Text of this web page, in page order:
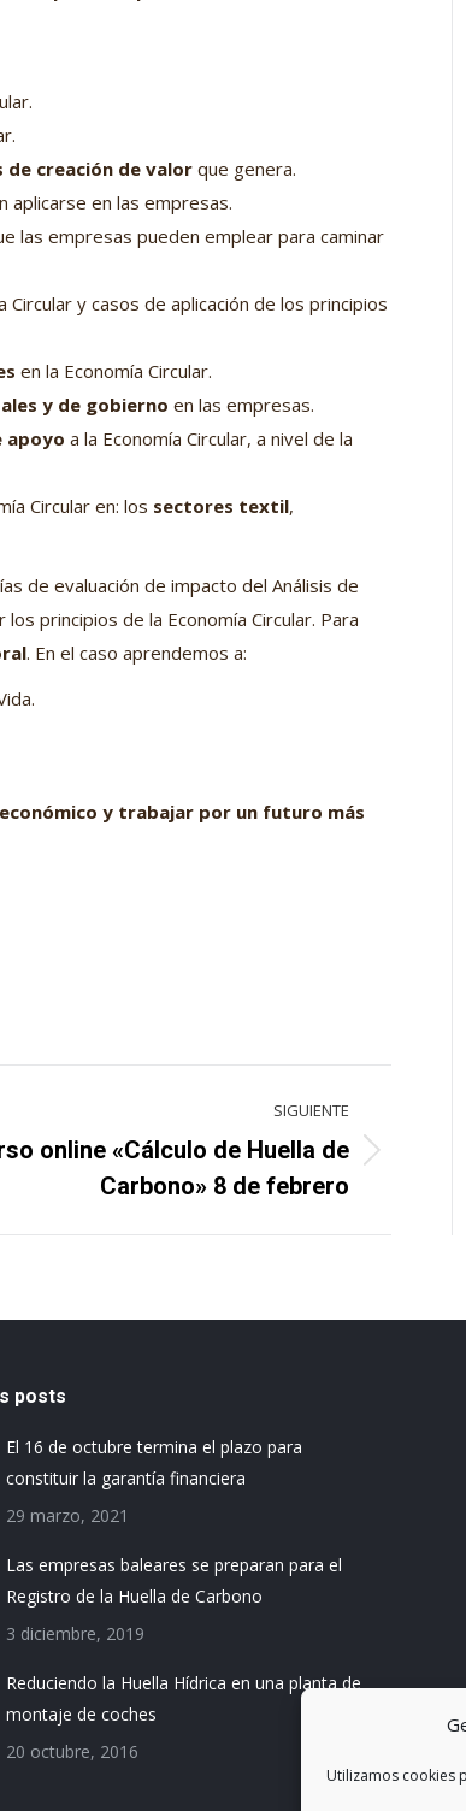
Utilizamos cookies
de creación de valor que genera.
aplicarse en las empresas.
las empresas pueden emplear para caminar
Circular y casos de aplicación de los principios
en la Economía Circular.
y de gobierno en las empresas.
apoyo a la Economía Circular, a nivel de la
Circular en: los sectores textil,
de evaluación de impacto del Análisis de
principios de la Economía Circular. Para
. En el caso aprendemos a:
y trabajar por un futuro más
SIGUIENTE
online «Cálculo de Huella de
Carbono» 8 de febrero
posts
El 16 de octubre termina el plazo para
constituir la garantía financiera
29 marzo, 2021
Las empresas baleares se preparan para el
Registro de la Huella de Carbono
3 diciembre, 2019
Reduciendo la Huella Hídrica en una planta de
montaje de coches
20 octubre, 2016